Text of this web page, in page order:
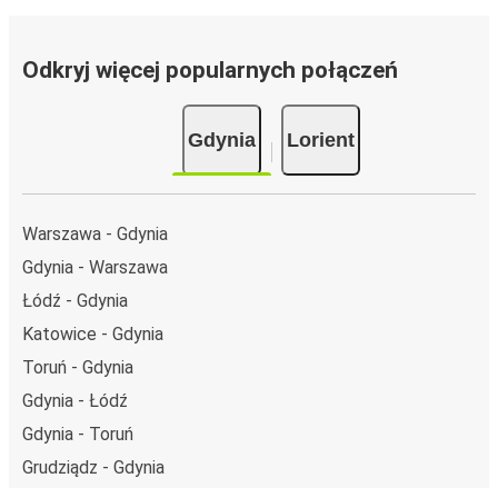
Odkryj więcej popularnych połączeń
Gdynia Lorient
Warszawa - Gdynia
Gdynia - Warszawa
Łódź - Gdynia
Katowice - Gdynia
Toruń - Gdynia
Gdynia - Łódź
Gdynia - Toruń
Grudziądz - Gdynia